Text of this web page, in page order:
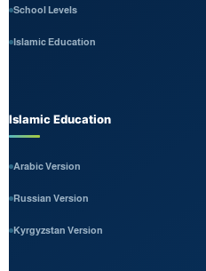
School Levels
Islamic Education
Islamic Education
Arabic Version
Russian Version
Kyrgyzstan Version